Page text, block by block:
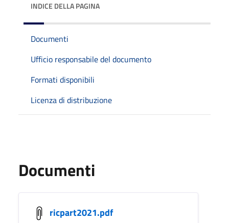
INDICE DELLA PAGINA
Documenti
Ufficio responsabile del documento
Formati disponibili
Licenza di distribuzione
Documenti
ricpart2021.pdf